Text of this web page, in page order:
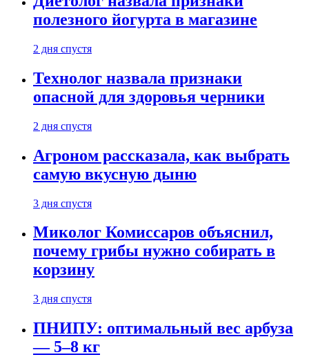
полезного йогурта в магазине
2 дня спустя
Технолог назвала признаки
опасной для здоровья черники
2 дня спустя
Агроном рассказала, как выбрать
самую вкусную дыню
3 дня спустя
Миколог Комиссаров объяснил,
почему грибы нужно собирать в
корзину
3 дня спустя
ПНИПУ: оптимальный вес арбуза
— 5–8 кг